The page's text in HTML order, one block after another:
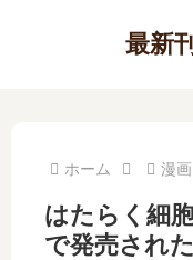
最新
ホーム 漫画
はたらく細
で発売され